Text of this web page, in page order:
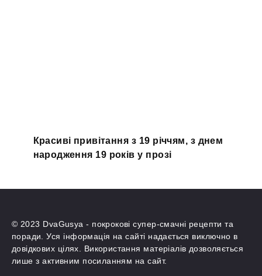
Красиві привітання з 19 річчям, з днем
народження 19 років у прозі
© 2023 DvaGusya - покрокові супер-смачні рецепти та
поради. Уся інформація на сайті надається виключно в
довідкових цілях. Використання матеріалів дозволяється
лише з активним посиланням на сайт.